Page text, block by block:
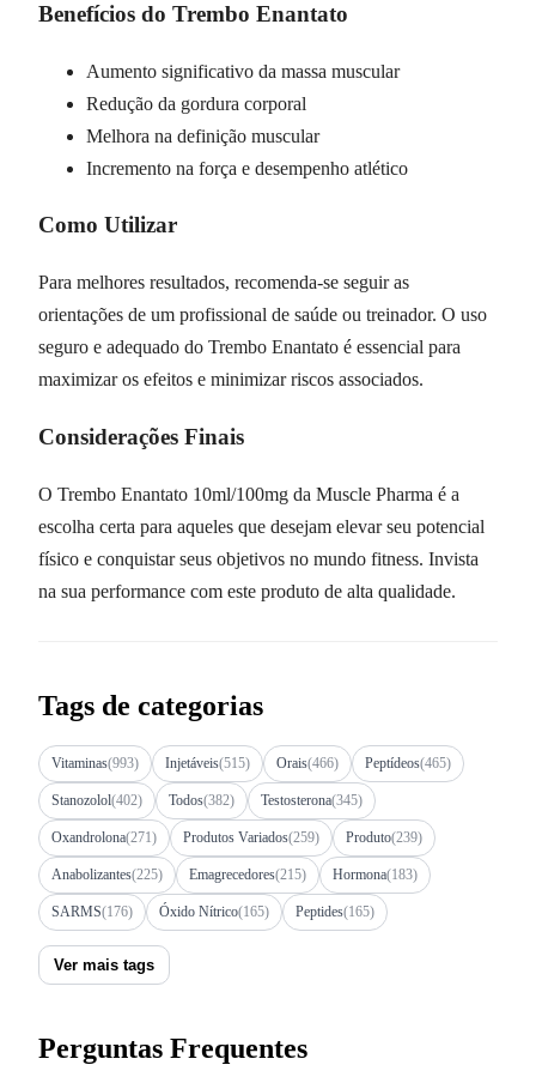
Benefícios do Trembo Enantato
Aumento significativo da massa muscular
Redução da gordura corporal
Melhora na definição muscular
Incremento na força e desempenho atlético
Como Utilizar
Para melhores resultados, recomenda-se seguir as
orientações de um profissional de saúde ou treinador. O uso
seguro e adequado do Trembo Enantato é essencial para
maximizar os efeitos e minimizar riscos associados.
Considerações Finais
O Trembo Enantato 10ml/100mg da Muscle Pharma é a
escolha certa para aqueles que desejam elevar seu potencial
físico e conquistar seus objetivos no mundo fitness. Invista
na sua performance com este produto de alta qualidade.
Tags de categorias
Vitaminas(993) Injetáveis(515) Orais(466) Peptídeos(465)
Stanozolol(402) Todos(382) Testosterona(345)
Oxandrolona(271) Produtos Variados(259) Produto(239)
Anabolizantes(225) Emagrecedores(215) Hormona(183)
SARMS(176) Óxido Nítrico(165) Peptides(165)
Ver mais tags
Perguntas Frequentes